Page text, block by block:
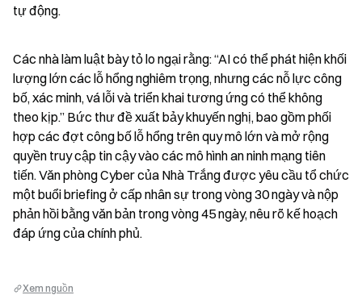
tự động.
Các nhà làm luật bày tỏ lo ngại rằng: “AI có thể phát hiện khối
lượng lớn các lỗ hổng nghiêm trọng, nhưng các nỗ lực công
bố, xác minh, vá lỗi và triển khai tương ứng có thể không
theo kịp.” Bức thư đề xuất bảy khuyến nghị, bao gồm phối
hợp các đợt công bố lỗ hổng trên quy mô lớn và mở rộng
quyền truy cập tin cậy vào các mô hình an ninh mạng tiên
tiến. Văn phòng Cyber của Nhà Trắng được yêu cầu tổ chức
một buổi briefing ở cấp nhân sự trong vòng 30 ngày và nộp
phản hồi bằng văn bản trong vòng 45 ngày, nêu rõ kế hoạch
đáp ứng của chính phủ.
Xem nguồn